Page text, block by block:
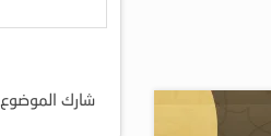
شارك الموضوع